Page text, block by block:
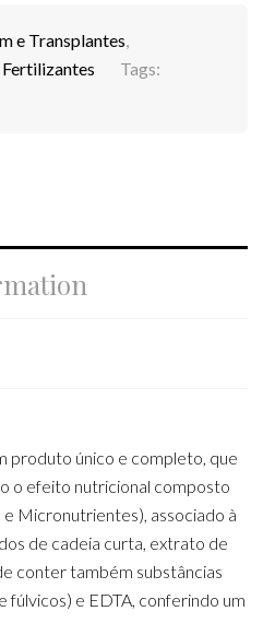
e Transplantes,
Tags:
produto único e completo, que
o efeito nutricional composto
Micronutrientes), associado à
de cadeia curta, extrato de
conter também substâncias
fúlvicos) e EDTA, conferindo um